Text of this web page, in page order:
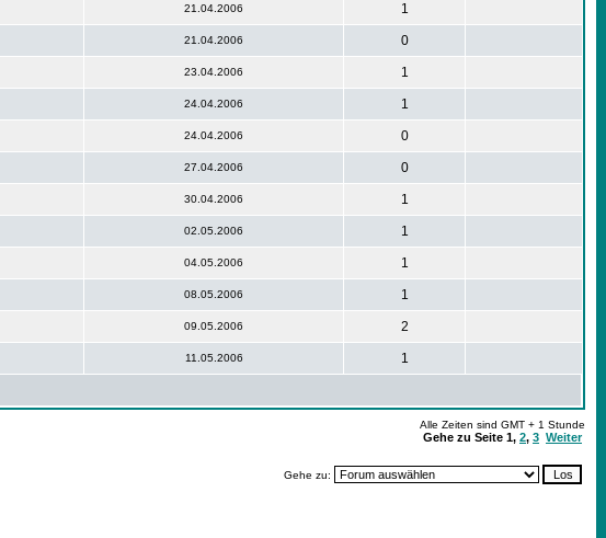
21.04.2006 1
21.04.2006 0
23.04.2006 1
24.04.2006 1
24.04.2006 0
27.04.2006 0
30.04.2006 1
02.05.2006 1
04.05.2006 1
08.05.2006 1
09.05.2006 2
11.05.2006 1
Alle Zeiten sind GMT + 1 Stunde
Gehe zu Seite 1, 2, 3 Weiter
Gehe zu: